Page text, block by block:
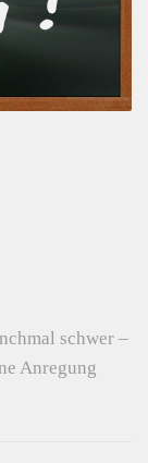
schwer –
Anregung